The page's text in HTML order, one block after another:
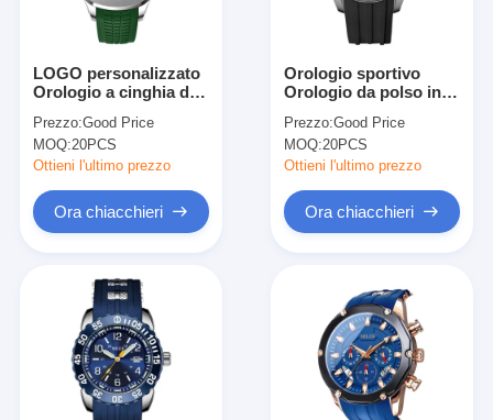
Prodotti
Chi Siamo
Visita alla fabbrica
LOGO personalizzato
Orologio a cinghia di
rotonda e cassa del
logo con stampa laser
Prezzo:Good Price
MOQ:20PCS
Ottieni l'ultimo prezzo
Ora chiacchieri
Orologio sportivo
Orologio da polso in
polso in silicone
Orologio elegante
durevole Comodo
commerciali Casual e
all'aria aperta
Prezzo:Good Price
MOQ:20PCS
Ottieni l'ultimo prezzo
Ora chiacchieri